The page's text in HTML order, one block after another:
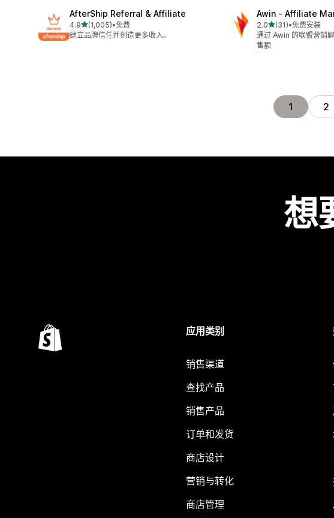
AfterShip Referral & Affiliate
4.9星（满分 5 星）
(1,005)
总共 1005 条评论
•免费
建立品牌信任并创造更多收入。
Awin ‑ Affiliate
2.0星（满分 5 星）
(31)
总共 31 条评论
•免费安装
通过 Awin 的联盟营销
售额
1 2
想
应用类别
销售渠道
查找产品
销售产品
订单和发货
商店设计
营销与转化
商店管理